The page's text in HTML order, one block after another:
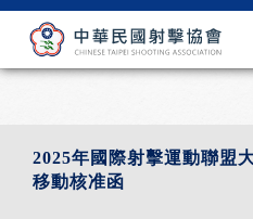
2025年國際射擊運動聯盟
移動核准函